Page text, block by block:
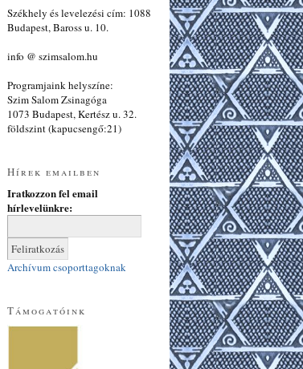
Székhely és levelezési cím: 1088
Budapest, Baross u. 10.
info @ szimsalom.hu
Programjaink helyszíne:
Szim Salom Zsinagóga
1073 Budapest, Kertész u. 32.
földszint (kapucsengő:21)
Hírek emailben
Iratkozzon fel email
hírlevelünkre:
Archívum csoporttagoknak
Támogatóink